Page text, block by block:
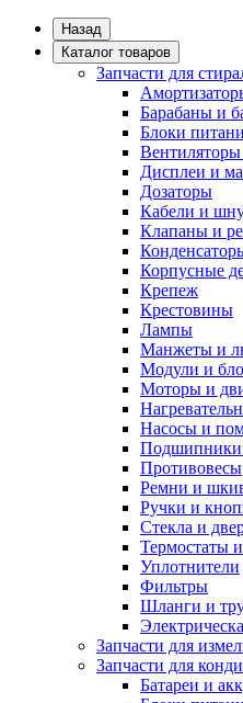
Назад
Каталог товаров
Запчасти для
Барабаны и
Блоки
Дисплеи и
Дозаторы
Кабели и
Клапаны и
Корпусные
Крепеж
Крестовины
Лампы
Манжеты и
Модули и
Моторы и
Насосы и
Подшипники
Противовесы
Ремни и
Ручки и
Стекла и
Термостаты
Уплотнители
Фильтры
Шланги и
Запчасти для
Запчасти для
Батареи и